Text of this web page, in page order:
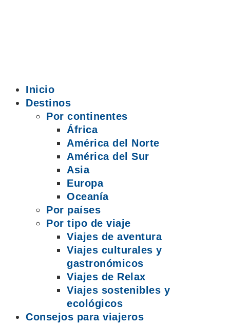
Inicio
Destinos
Por continentes
África
América del Norte
América del Sur
Asia
Europa
Oceanía
Por países
Por tipo de viaje
Viajes de aventura
Viajes culturales y
gastronómicos
Viajes de Relax
Viajes sostenibles y
ecológicos
Consejos para viajeros